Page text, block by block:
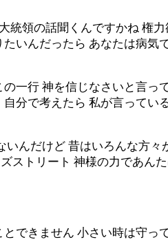
領の話聞くんですかね 権
いんだったら あなたは病気
一行 神を信じなさいと言っ
分で考えたら 私が言ってい
んだけど 昔はいろんな方々
ストリート 神様の力であん
できません 小さい時は守っ